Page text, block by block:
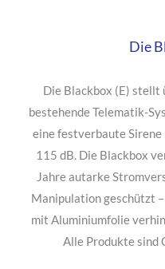
Die
Die Blackbox (E)
bestehende Telematik-
eine festverbaute
115 dB. Die Blackbox
Jahre autarke
Manipulation geschützt